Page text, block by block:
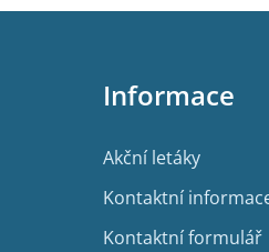
Informace
Akční letáky
Kontaktní
Kontaktní formulář